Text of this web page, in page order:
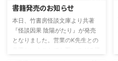
書籍発売のお知らせ
本日、竹書房怪談文庫より共著
『怪談因果 陰陽がたり』が発売
となりました。営業のK先生との